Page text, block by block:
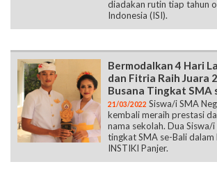
diadakan rutin tiap tahun
Indonesia (ISI).
Bermodalkan 4 Hari
dan Fitria Raih Juara
Busana Tingkat SMA
21/03/2022 Siswa/i SMA
kembali meraih prestasi
nama sekolah. Dua Siswa/
tingkat SMA se-Bali
INSTIKI Panjer.